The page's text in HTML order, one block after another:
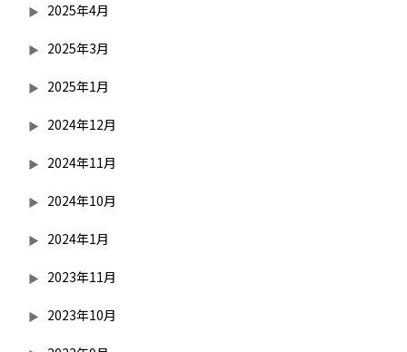
2025年4月
2025年3月
2025年1月
2024年12月
2024年11月
2024年10月
2024年1月
2023年11月
2023年10月